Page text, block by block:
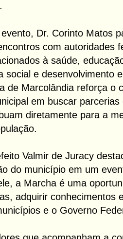
Dr. Corinto Matos
com autoridades
à saúde,
social e desenvolvimento
de Marcolândia reforça o
em buscar
diretamente para a
Valmir de Juracy
do município em um
a Marcha é uma
adquirir conhecimentos
e o Governo